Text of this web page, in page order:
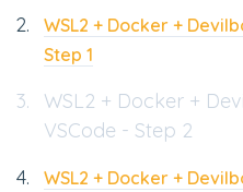
WSL2 + Docker +
Step 1
WSL2 + Docker +
VSCode - Step 2
WSL2 + Docker +